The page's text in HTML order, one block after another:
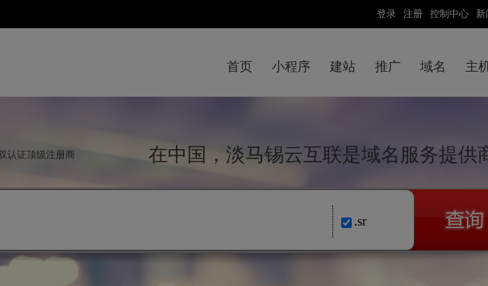
登录 注册 控制中心 新
首页 小程序 建站 推广 域名 主
认证顶级注册商 在中国，淡马锡云互联是域名服务提
.sr